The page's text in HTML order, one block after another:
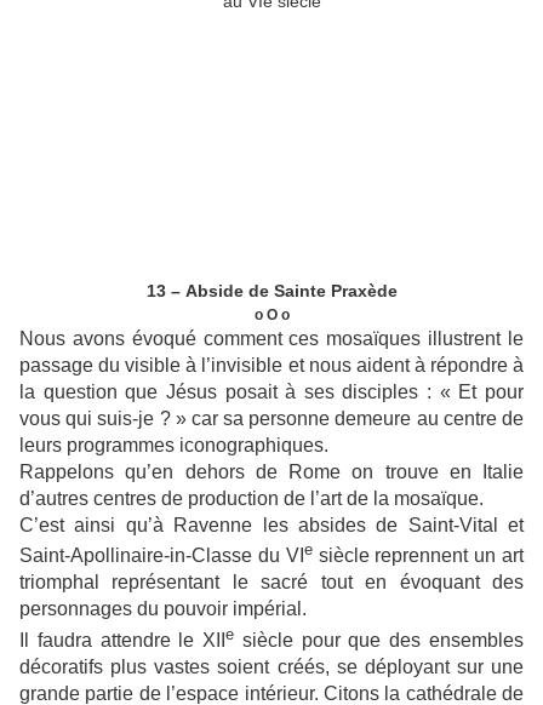
13 – Abside de Sainte Praxède
o O o
Nous avons évoqué comment ces mosaïques illustrent le
passage du visible à l’invisible et nous aident à répondre à
la question que Jésus posait à ses disciples : « Et pour
vous qui suis-je ? » car sa personne demeure au centre de
leurs programmes iconographiques.
Rappelons qu’en dehors de Rome on trouve en Italie
d’autres centres de production de l’art de la mosaïque.
C’est ainsi qu’à Ravenne les absides de Saint-Vital et
Saint-Apollinaire-in-Classe du VI esiècle reprennent un art
triomphal représentant le sacré tout en évoquant des
personnages du pouvoir impérial.
Il faudra attendre le XIIe siècle pour que des ensembles
décoratifs plus vastes soient créés, se déployant sur une
grande partie de l’espace intérieur. Citons la cathédrale de